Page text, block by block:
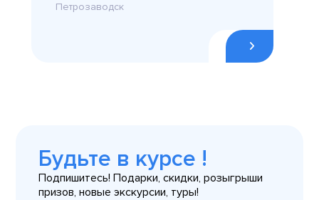
Петрозаводск
Будьте в курсе !
Подпишитесь! Подарки, скидки, розыгрыши
призов, новые экскурсии, туры!